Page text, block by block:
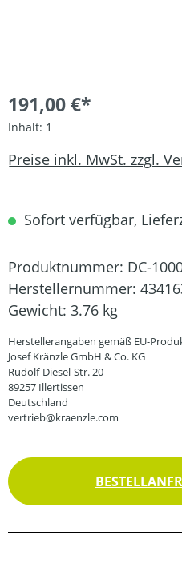
191,00 €*
Inhalt: 1
Preise inkl. MwSt. zzgl.
Sofort verfügbar,
Produktnummer: DC-
Herstellernummer:
Gewicht: 3.76 kg
Herstellerangaben gemäß EU-
Josef Kränzle GmbH & Co. KG
Rudolf-Diesel-Str. 20
89257 Illertissen
Deutschland
vertrieb@kraenzle.com